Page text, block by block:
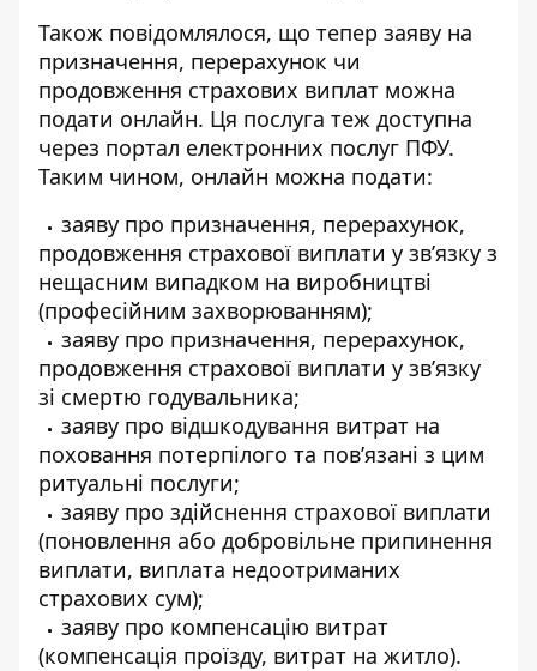
Також повідомлялося, що тепер заяву на
призначення, перерахунок чи
продовження страхових виплат можна
подати онлайн. Ця послуга теж доступна
через портал електронних послуг ПФУ.
Таким чином, онлайн можна подати:
заяву про призначення, перерахунок,
продовження страхової виплати у зв’язку з
нещасним випадком на виробництві
(професійним захворюванням);
заяву про призначення, перерахунок,
продовження страхової виплати у зв’язку
зі смертю годувальника;
заяву про відшкодування витрат на
поховання потерпілого та пов’язані з цим
ритуальні послуги;
заяву про здійснення страхової виплати
(поновлення або добровільне припинення
виплати, виплата недоотриманих
страхових сум);
заяву про компенсацію витрат
(компенсація проїзду, витрат на житло).